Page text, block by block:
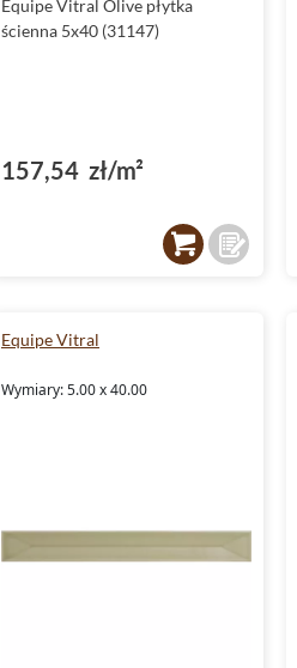
Equipe Vitral Olive płytka
ścienna 5x40 (31147)
157,54 zł/m²
Equipe Vitral
Wymiary: 5.00 x 40.00